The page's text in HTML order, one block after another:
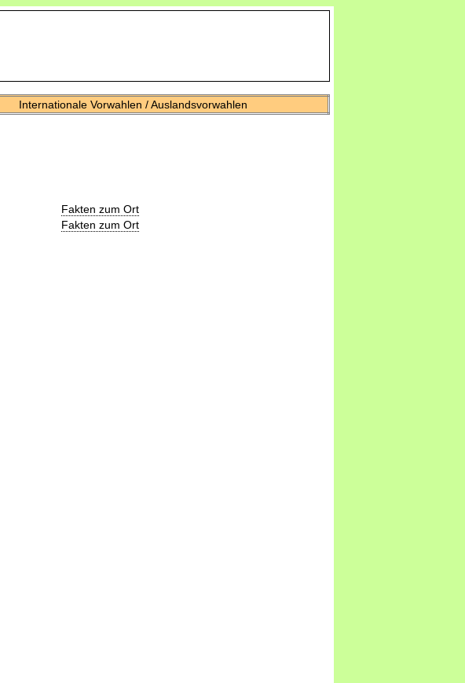
Internationale Vorwahlen / Auslandsvorwahlen
Fakten zum Ort
Fakten zum Ort